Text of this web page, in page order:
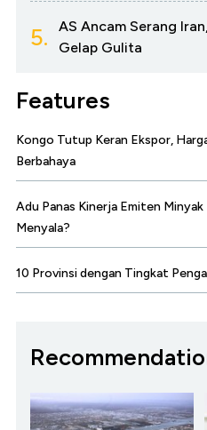
5.
AS Ancam Serang
Gelap Gulita
Features
Kongo Tutup Keran Ekspor,
Berbahaya
Adu Panas Kinerja Emiten Minyak
Menyala?
10 Provinsi dengan Tingkat